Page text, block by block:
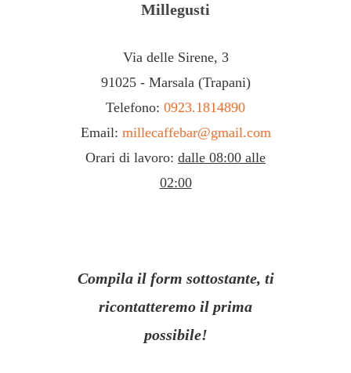
Millegusti
Via delle Sirene, 3
91025 - Marsala (Trapani)
Telefono: 0923.1814890
Email: millecaffebar@gmail.com
Orari di lavoro: dalle 08:00 alle
02:00
Compila il form sottostante, ti
ricontatteremo il prima
possibile!